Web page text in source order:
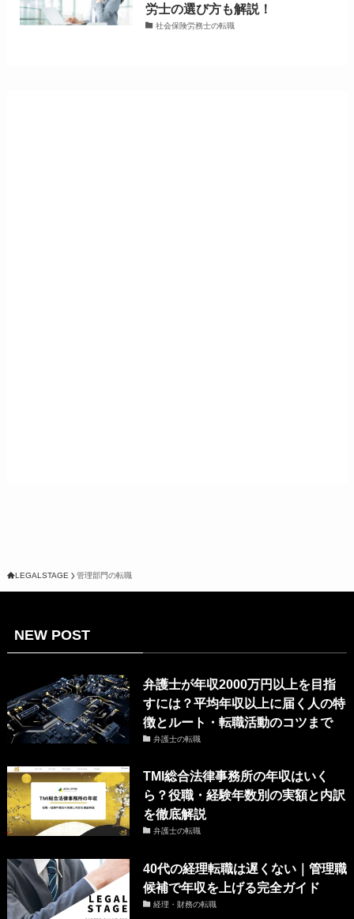
労士の選び方も解説！
社会保険労務士の転職
LEGALSTAGE 管理部門の転職
NEW POST
弁護士が年収2000万円以上を目指
すには？平均年収以上に届く人の特
徴とルート・転職活動のコツまで
弁護士の転職
TMI総合法律事務所の年収はいく
ら？役職・経験年数別の実額と内訳
を徹底解説
弁護士の転職
40代の経理転職は遅くない｜管理職
候補で年収を上げる完全ガイド
経理・財務の転職